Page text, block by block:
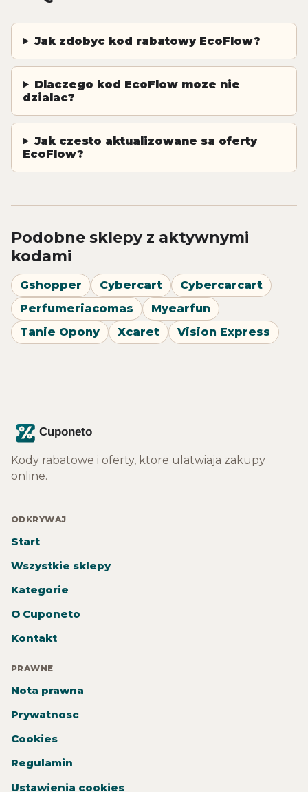
Jak zdobyc kod rabatowy EcoFlow?
Dlaczego kod EcoFlow moze nie
dzialac?
Jak czesto aktualizowane sa oferty
EcoFlow?
Podobne sklepy z aktywnymi
kodami
Gshopper Cybercart
Cybercarcart
Perfumeriacomas
Myearfun
Tanie Opony
Xcaret Vision Express
Kody rabatowe i oferty, ktore ulatwiaja zakupy
online.
ODKRYWAJ
Start
Wszystkie sklepy
Kategorie
O Cuponeto
Kontakt
PRAWNE
Nota prawna
Prywatnosc
Cookies
Regulamin
Ustawienia cookies